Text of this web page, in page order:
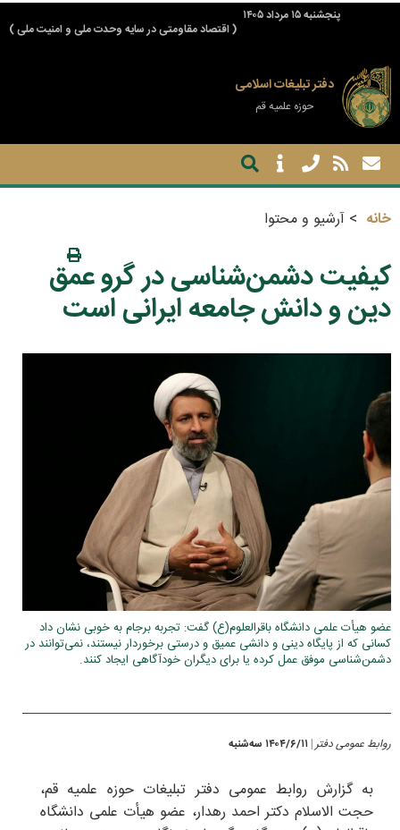
پنجشنبه ۱۵ مرداد ۱۴۰۵
( اقتصاد مقاومتی در سایه وحدت ملی و امنیت ملی )
دفتر تبلیغات اسلامی
حوزه علمیه قم
خانه آرشیو و محتوا
کیفیت دشمن‌شناسی در گرو عمق
دین و دانش جامعه ایرانی است
عضو هیأت علمی دانشگاه باقرالعلوم(ع) گفت: تجربه برجام به خوبی نشان داد
کسانی که از پایگاه دینی و دانشی عمیق و درستی برخوردار نیستند، نمی‌توانند در
دشمن‌شناسی موفق عمل کرده یا برای دیگران خودآگاهی ایجاد کنند.
روابط عمومی دفتر | ۱۴۰۴/۶/۱۱ سه‌شنبه
به گزارش روابط عمومی دفتر تبلیغات حوزه علمیه قم،
حجت الاسلام دکتر احمد رهدار، عضو هیأت علمی دانشگاه